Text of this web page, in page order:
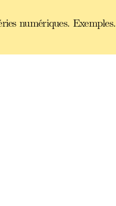
numériques. Exemples.